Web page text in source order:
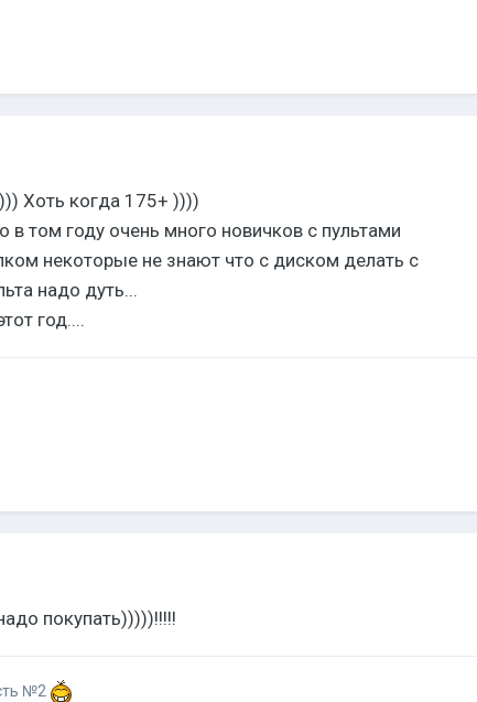
Хоть когда 175+ ))))
в том году очень много новичков с пультами
некоторые не знают что с диском делать с
надо дуть...
год....
покупать)))))!!!!!
№2